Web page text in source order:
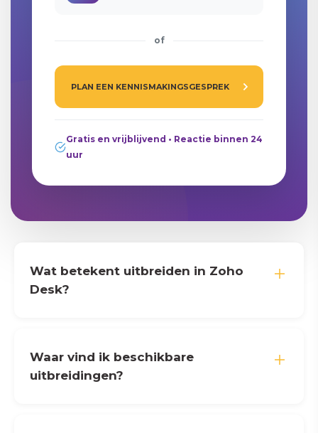
of
PLAN EEN KENNISMAKINGSGESPREK
Gratis en vrijblijvend • Reactie binnen 24
uur
Wat betekent uitbreiden in Zoho
Desk?
Waar vind ik beschikbare
uitbreidingen?